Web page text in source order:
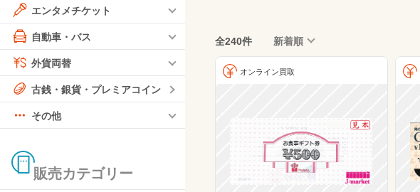
エンタメチケット
自動車・バス
外貨両替
古銭・銀貨・プレミアコイン
その他
販売カテゴリー
全240件 新着順
オンライン買取